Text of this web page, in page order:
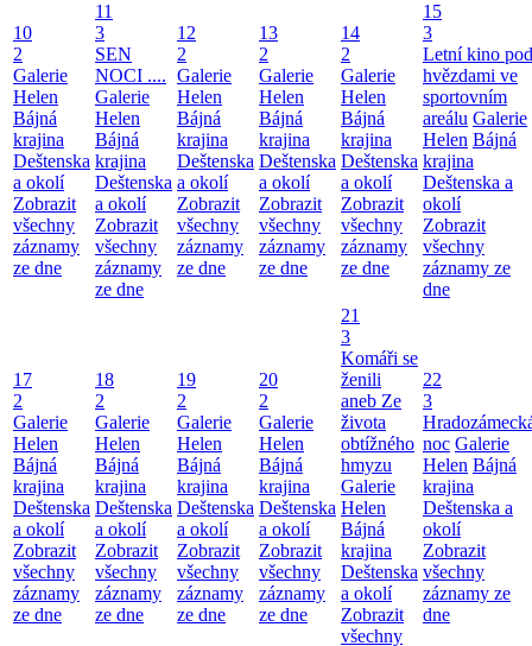
10
2
Galerie
Helen
Bájná
krajina
Deštenska
a okolí
Zobrazit
všechny
záznamy
ze dne
11
3
SEN
NOCI ....
Galerie
Helen
Bájná
krajina
Deštenska
a okolí
Zobrazit
všechny
záznamy
ze dne
12
2
Galerie
Helen
Bájná
krajina
Deštenska
a okolí
Zobrazit
všechny
záznamy
ze dne
13
2
Galerie
Helen
Bájná
krajina
Deštenska
a okolí
Zobrazit
všechny
záznamy
ze dne
14
2
Galerie
Helen
Bájná
krajina
Deštenska
a okolí
Zobrazit
všechny
záznamy
ze dne
15
3
Letní kino pod
hvězdami ve
sportovním
areálu Galerie
Helen Bájná
krajina
Deštenska a
okolí
Zobrazit
všechny
záznamy ze
dne
17
2
Galerie
Helen
Bájná
krajina
Deštenska
a okolí
Zobrazit
všechny
záznamy
ze dne
18
2
Galerie
Helen
Bájná
krajina
Deštenska
a okolí
Zobrazit
všechny
záznamy
ze dne
19
2
Galerie
Helen
Bájná
krajina
Deštenska
a okolí
Zobrazit
všechny
záznamy
ze dne
20
2
Galerie
Helen
Bájná
krajina
Deštenska
a okolí
Zobrazit
všechny
záznamy
ze dne
21
3
Komáři se
ženili
aneb Ze
života
obtížného
hmyzu
Galerie
Helen
Bájná
krajina
Deštenska
a okolí
Zobrazit
všechny
22
3
noc Galerie
Helen Bájná
krajina
Deštenska a
okolí
Zobrazit
všechny
záznamy ze
dne